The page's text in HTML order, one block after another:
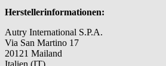
Herstellerinformationen:
Autry International S.P.A.
Via San Martino 17
20121 Mailand
Italien (IT)